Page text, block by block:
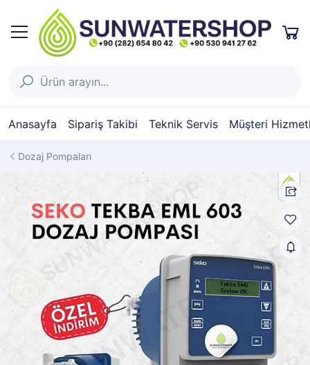
Anasayfa Sipariş Takibi Teknik Servis Müşteri
Dozaj Pompaları